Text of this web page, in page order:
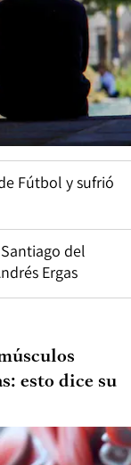
Fútbol y sufrió
del
Ergas
esto dice su